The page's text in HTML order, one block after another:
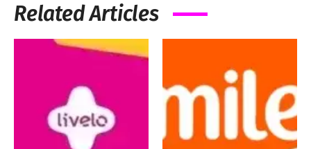
Related Articles